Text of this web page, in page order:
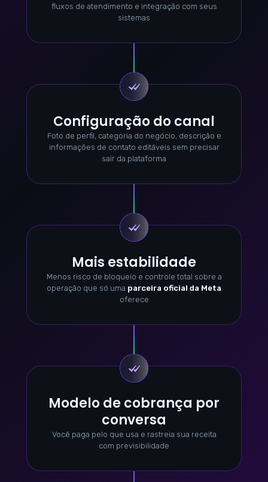
fluxos de atendimento e integração com seus
sistemas
Configuração do canal
Foto de perfil, categoria do negócio, descrição e
informações de contato editáveis sem precisar
sair da plataforma
Mais estabilidade
Menos risco de bloqueio e controle total sobre a
operação que só uma parceira oficial da Meta
oferece
Modelo de cobrança por
conversa
Você paga pelo que usa e rastreia sua receita
com previsibilidade